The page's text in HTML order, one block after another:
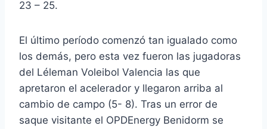
23 – 25.
El último período comenzó tan igualado como
los demás, pero esta vez fueron las jugadoras
del Léleman Voleibol Valencia las que
apretaron el acelerador y llegaron arriba al
cambio de campo (5- 8). Tras un error de
saque visitante el OPDEnergy Benidorm se